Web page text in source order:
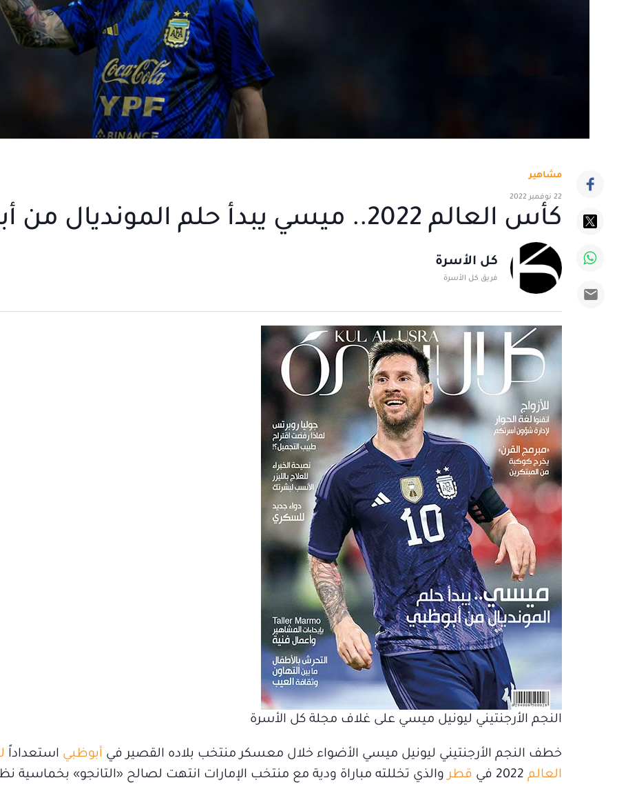
مشاهير
22 نوفمبر 2022
كأس العالم 2022.. ميسي يبدأ حلم المونديال من أبوظبي
كل الأسرة
فريق كل الأسرة
النجم الأرجنتيني ليونيل ميسي على غلاف مجلة كل الأسرة
خطف النجم الأرجنتيني ليونيل ميسي الأضواء خلال معسكر منتخب بلاده القصير في أبوظبي استعداداً
العالم
قطر والذي تخللته مباراة ودية مع منتخب الإمارات انتهت لصالح «التانجو» بخماسية